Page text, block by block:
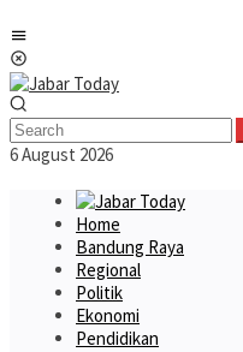
to
content
6 August 2026
Home
Bandung Raya
Regional
Politik
Ekonomi
Pendidikan